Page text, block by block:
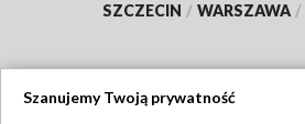
SZCZECIN / WARSZAWA /
Szanujemy Twoją prywatność